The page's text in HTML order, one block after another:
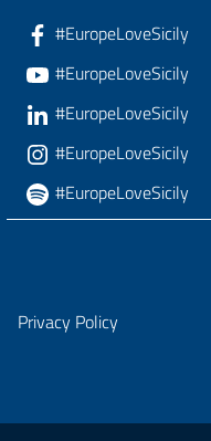
#EuropeLoveSicily
#EuropeLoveSicily
#EuropeLoveSicily
#EuropeLoveSicily
#EuropeLoveSicily
Privacy Policy